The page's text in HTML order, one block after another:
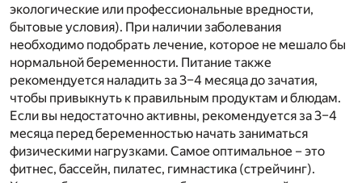
экологические или профессиональные вредности,
бытовые условия). При наличии заболевания
необходимо подобрать лечение, которое не мешало бы
нормальной беременности. Питание также
рекомендуется наладить за 3–4 месяца до зачатия,
чтобы привыкнуть к правильным продуктам и блюдам.
Если вы недостаточно активны, рекомендуется за 3–4
месяца перед беременностью начать заниматься
физическими нагрузками. Самое оптимальное – это
фитнес, бассейн, пилатес, гимнастика (стрейчинг).